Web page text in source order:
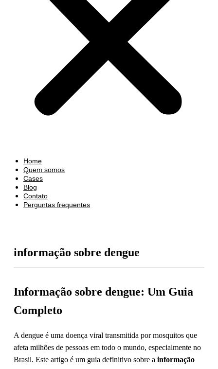
Home
Quem somos
Cases
Blog
Contato
Perguntas frequentes
informação sobre dengue
Informação sobre dengue: Um Guia
Completo
A dengue é uma doença viral transmitida por mosquitos que
afeta milhões de pessoas em todo o mundo, especialmente no
Brasil. Este artigo é um guia definitivo sobre a informação